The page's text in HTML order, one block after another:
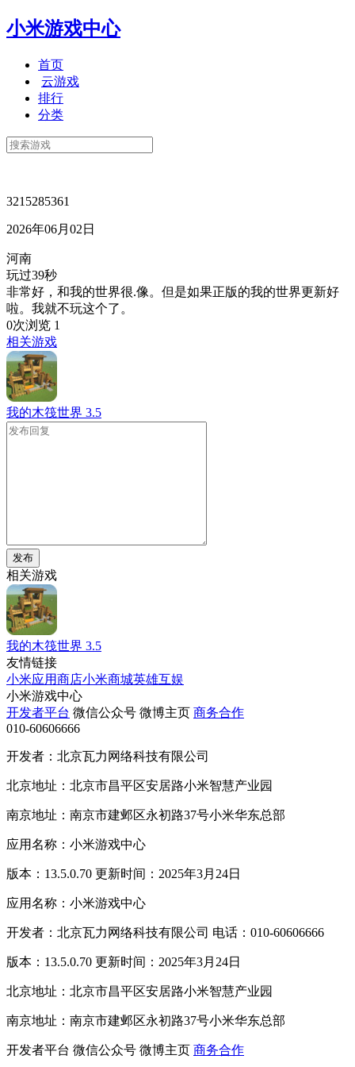
小米游戏中心
首页
云游戏
排行
分类
3215285361
2026年06月02日
河南
玩过39秒
非常好，和我的世界很.像。但是如果正版的我的世界更新好
啦。我就不玩这个了。
0次浏览 1
相关游戏
我的木筏世界 3.5
发布
相关游戏
我的木筏世界 3.5
友情链接
小米应用商店小米商城英雄互娱
小米游戏中心
开发者平台 微信公众号 微博主页 商务合作
010-60606666
开发者：北京瓦力网络科技有限公司
北京地址：北京市昌平区安居路小米智慧产业园
南京地址：南京市建邺区永初路37号小米华东总部
应用名称：小米游戏中心
版本：13.5.0.70 更新时间：2025年3月24日
应用名称：小米游戏中心
开发者：北京瓦力网络科技有限公司 电话：010-60606666
版本：13.5.0.70 更新时间：2025年3月24日
北京地址：北京市昌平区安居路小米智慧产业园
南京地址：南京市建邺区永初路37号小米华东总部
开发者平台 微信公众号 微博主页 商务合作